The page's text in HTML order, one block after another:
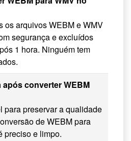
os arquivos WEBM e WMV
segurança e excluídos
1 hora. Ninguém tem
converter WEBM
para preservar a qualidade
de WEBM para
preciso e limpo.